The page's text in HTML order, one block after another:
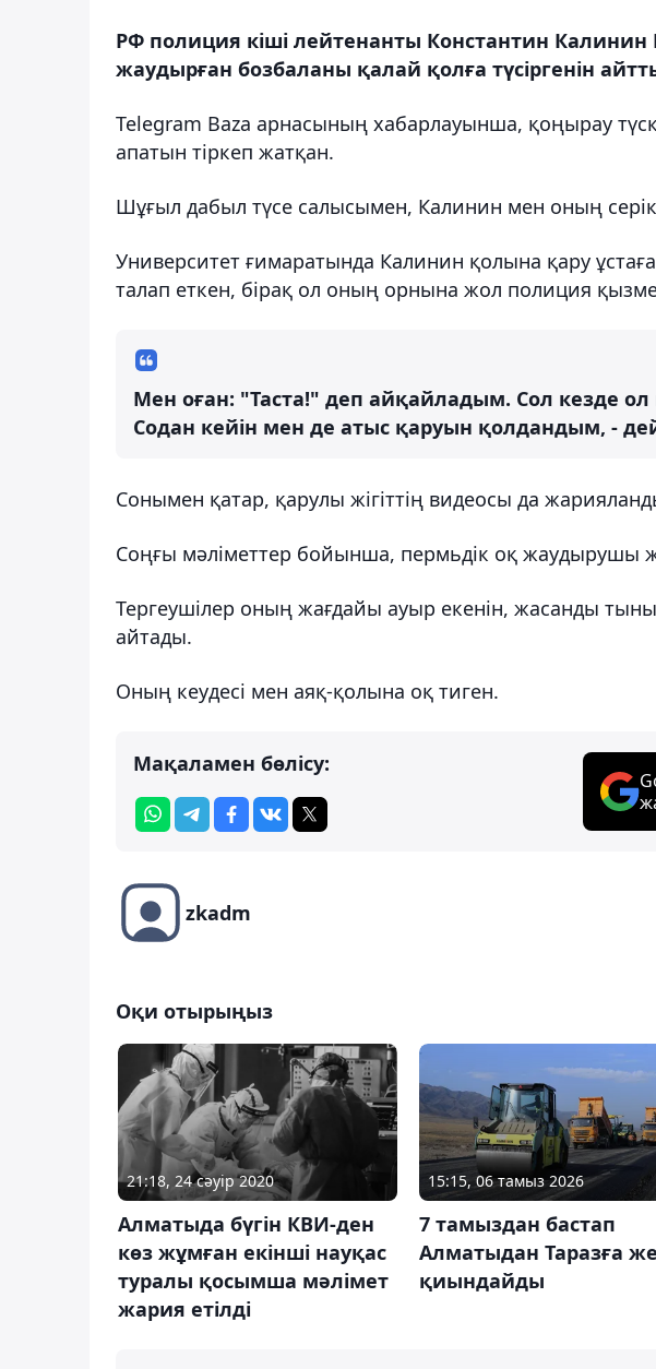
РФ полиция кіші лейтенанты Константин Калинин
жаудырған бозбаланы қалай қолға түсіргенін
Telegram Baza арнасының хабарлауынша, қоңырау
апатын тіркеп жатқан.
Шұғыл дабыл түсе салысымен, Калинин мен оның
Университет ғимаратында Калинин қолына қару
талап еткен, бірақ ол оның орнына жол полиция
Мен оған: "Таста!" деп айқайладым. Сол кезде
Содан кейін мен де атыс қаруын қолдандым, -
Сонымен қатар, қарулы жігіттің видеосы да
Соңғы мәліметтер бойынша, пермьдік оқ жаудырушы
Тергеушілер оның жағдайы ауыр екенін, жасанды
айтады.
Оның кеудесі мен аяқ-қолына оқ тиген.
Мақаламен бөлісу:
zkadm
Оқи отырыңыз
21:18, 24 сәуір 2020
Алматыда бүгін КВИ-ден
көз жұмған екінші науқас
туралы қосымша мәлімет
жария етілді
15:15, 06 тамыз 2026
7 тамыздан бастап
Алматыдан Таразға
қиындайды